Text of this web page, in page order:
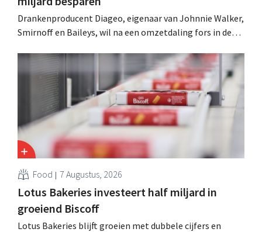
Drankenproducent Diageo, eigenaar van Johnnie Walker,
Smirnoff en Baileys, wil na een omzetdaling fors in de
andere Guiness en voorgemixte cocktails.
Food 7 Augustus, 2026
Lotus Bakeries investeert half miljard in
groeiend Biscoff
Lotus Bakeries blijft groeien met dubbele cijfers en